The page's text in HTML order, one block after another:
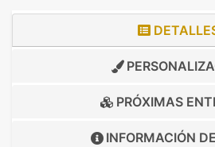
PRÓXIMAS
INFORMACIÓN DE